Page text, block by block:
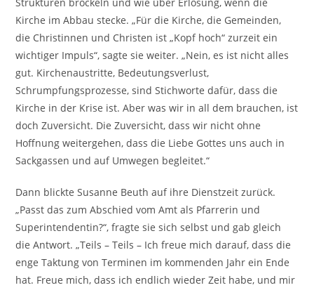
Kirche im Abbau stecke. „Für die Kirche, die Gemeinden,
die Christinnen und Christen ist „Kopf hoch“ zurzeit ein
wichtiger Impuls“, sagte sie weiter. „Nein, es ist nicht alles
gut. Kirchenaustritte, Bedeutungsverlust,
Schrumpfungsprozesse, sind Stichworte dafür, dass die
Kirche in der Krise ist. Aber was wir in all dem brauchen, ist
doch Zuversicht. Die Zuversicht, dass wir nicht ohne
Hoffnung weitergehen, dass die Liebe Gottes uns auch in
Sackgassen und auf Umwegen begleitet.“
Dann blickte Susanne Beuth auf ihre Dienstzeit zurück.
„Passt das zum Abschied vom Amt als Pfarrerin und
Superintendentin?“, fragte sie sich selbst und gab gleich
die Antwort. „Teils – Teils – Ich freue mich darauf, dass die
enge Taktung von Terminen im kommenden Jahr ein Ende
hat. Freue mich, dass ich endlich wieder Zeit habe, und mir